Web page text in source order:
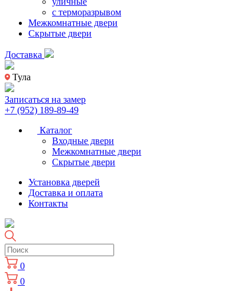
с терморазрывом
Межкомнатные двери
Скрытые двери
Доставка
Тула
Записаться на замер
+7 (952) 189-89-49
Каталог
Входные двери
Межкомнатные двери
Скрытые двери
Установка дверей
Доставка и оплата
Контакты
0
0